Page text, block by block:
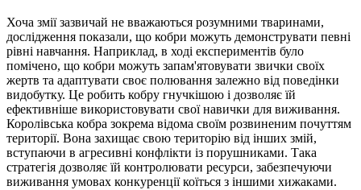
Хоча змії зазвичай не вважаються розумними тваринами,
дослідження показали, що кобри можуть демонструвати певні
рівні навчання. Наприклад, в ході експериментів було
помічено, що кобри можуть запам'ятовувати звички своїх
жертв та адаптувати своє полювання залежно від поведінки
видобутку. Це робить кобру гнучкішою і дозволяє їй
ефективніше використовувати свої навички для виживання.
Королівська кобра зокрема відома своїм розвиненим почуттям
території. Вона захищає свою територію від інших змій,
вступаючи в агресивні конфлікти із порушниками. Така
стратегія дозволяє їй контролювати ресурси, забезпечуючи
виживання умовах конкуренції коїться з іншими хижаками.